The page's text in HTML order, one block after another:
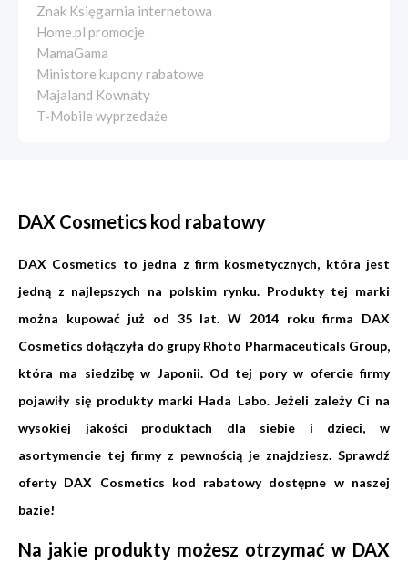
Znak Księgarnia internetowa
Home.pl promocje
MamaGama
Ministore kupony rabatowe
Majaland Kownaty
T-Mobile wyprzedaże
DAX Cosmetics kod rabatowy
DAX Cosmetics to jedna z firm kosmetycznych, która jest
jedną z najlepszych na polskim rynku. Produkty tej marki
można kupować już od 35 lat. W 2014 roku firma DAX
Cosmetics dołączyła do grupy Rhoto Pharmaceuticals Group,
która ma siedzibę w Japonii. Od tej pory w ofercie firmy
pojawiły się produkty marki Hada Labo. Jeżeli zależy Ci na
wysokiej jakości produktach dla siebie i dzieci, w
asortymencie tej firmy z pewnością je znajdziesz. Sprawdź
oferty DAX Cosmetics kod rabatowy dostępne w naszej
bazie!
Na jakie produkty możesz otrzymać w DAX